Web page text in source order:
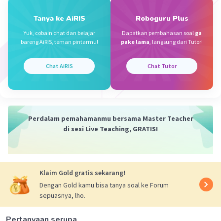
Iklan
Dea N Level 91
04 Desember 2023 11:55
Jawaban terverifikasi
penyebutnya harus sama dulu
Beri Rating ·5.0(1) Balas
Tanya ke AiRIS
Yuk, cobain chat dan belajar
bareng AiRIS, teman pintarmu!
Chat AiRIS
Roboguru Plus
Dapatkan pembahasan soal ga
pake lama, langsung dari Tutor!
Chat Tutor
Perdalam pemahamanmu bersama Master Teacher
di sesi Live Teaching, GRATIS!
Klaim Gold gratis sekarang!
Dengan Gold kamu bisa tanya soal ke Forum
sepuasnya, lho.